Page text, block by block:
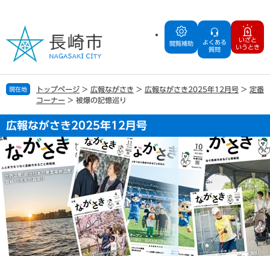
の
で
す
ー
ば
し
本
文
閲覧補助
よくある
質問
いざと
いうとき
現在地 トップページ > 広報ながさき > 広報ながさき2025年12月号 > 定番
コーナー > 被爆の記憶巡り
広報ながさき2025年12月号